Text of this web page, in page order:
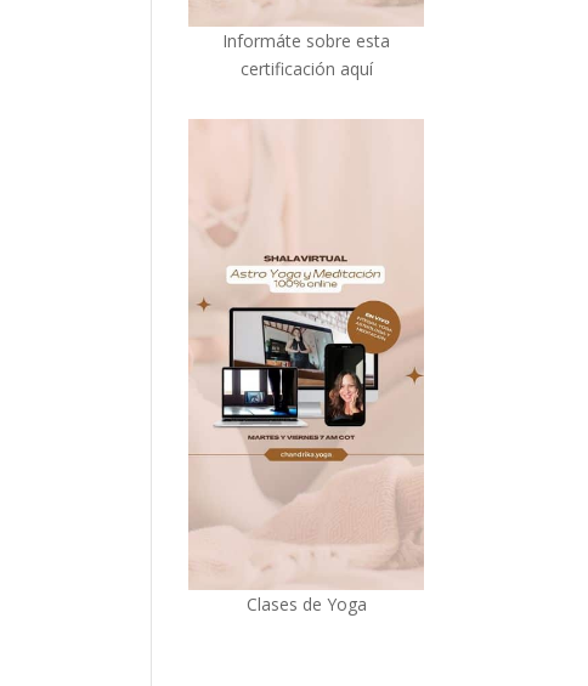
Informáte sobre esta
certificación aquí
Clases de Yoga